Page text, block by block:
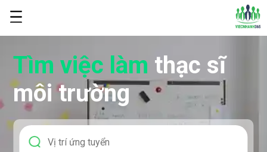
Tìm việc làm thạc sĩ
môi trường